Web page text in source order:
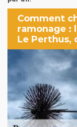
Comment
ramonage :
Le Perthus,